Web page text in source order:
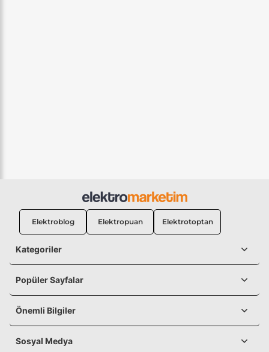
Elektroblog Elektropuan Elektrotoptan
Kategoriler
Popüler Sayfalar
Önemli Bilgiler
Sosyal Medya